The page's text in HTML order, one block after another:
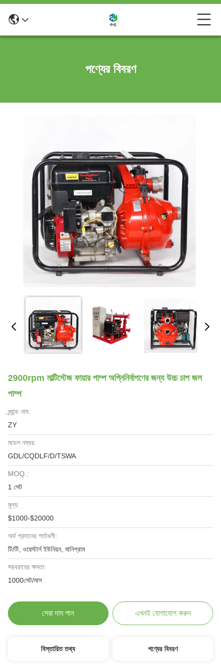
পণ্যের বিবরণ
2900rpm মাল্টিস্টেজ ফায়ার পাম্প অগ্নিনির্বাপণের জন্য উচ্চ চাপ জল
পাম্প
ব্র্যান্ড নাম:
ZY
মডেল নম্বর:
GDL/CQDLF/D/TSWA
MOQ.:
1 সেট
মূল্য:
$1000-$20000
অর্থ প্রদানের শর্তাবলী:
টি/টি, ওয়েস্টার্ন ইউনিয়ন, মানিগ্রাম
সরবরাহের ক্ষমতা:
1000সেট/মাস
সেরা দাম পান এখনই যোগাযোগ করুন
বিস্তারিত তথ্য পণ্যের বিবরণ